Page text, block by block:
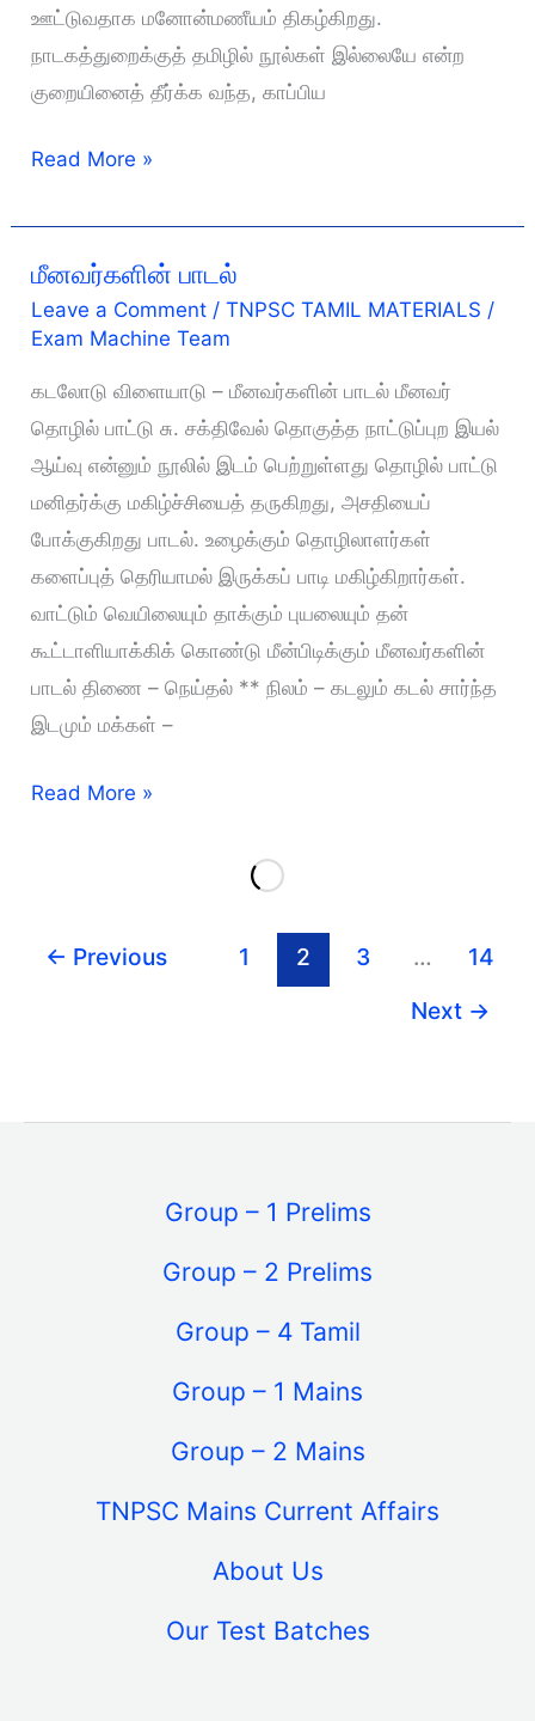
ஊட்டுவதாக மனோன்மணீயம் திகழ்கிறது.
நாடகத்துறைக்குத் தமிழில் நூல்கள் இல்லையே என்ற
குறையினைத் தீர்க்க வந்த, காப்பிய
மனோன்மணீயம்
Read More »
மீனவர்களின் பாடல்
Leave a Comment /TNPSC TAMIL MATERIALS /
Exam Machine Team
கடலோடு விளையாடு – மீனவர்களின் பாடல் மீனவர்
தொழில் பாட்டு சு. சக்திவேல் தொகுத்த நாட்டுப்புற இயல்
ஆய்வு என்னும் நூலில் இடம் பெற்றுள்ளது தொழில் பாட்டு
மனிதர்க்கு மகிழ்ச்சியைத் தருகிறது, அசதியைப்
போக்குகிறது பாடல். உழைக்கும் தொழிலாளர்கள்
களைப்புத் தெரியாமல் இருக்கப் பாடி மகிழ்கிறார்கள்.
வாட்டும் வெயிலையும் தாக்கும் புயலையும் தன்
கூட்டாளியாக்கிக் கொண்டு மீன்பிடிக்கும் மீனவர்களின்
பாடல் திணை – நெய்தல் ** நிலம் – கடலும் கடல் சார்ந்த
இடமும் மக்கள் –
மீனவர்களின்
Read More »
← Previous 1 2 3 …
14
Next →
Group – 1 Prelims
Group – 2 Prelims
Group – 4 Tamil
Group – 1 Mains
Group – 2 Mains
TNPSC Mains Current Affairs
About Us
Our Test Batches